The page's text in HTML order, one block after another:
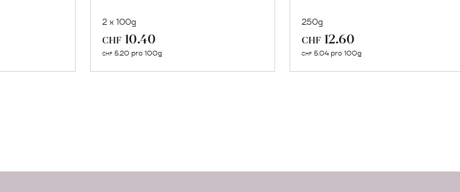
2 x 100g
CHF 10.40
CHF 5.20 pro 100g
250g
CHF 12.60
CHF 5.04 pro 100g